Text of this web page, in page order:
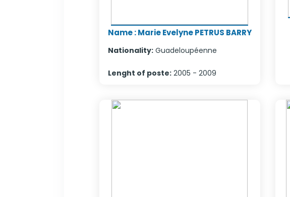
Name:Marie Evelyne PETRUS BARRY
Nationality:Guadeloupéenne
Lenght of poste:2005 - 2009